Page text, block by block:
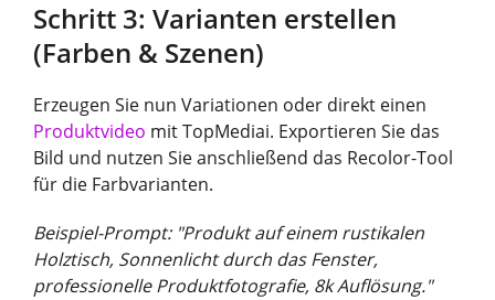
Schritt 3: Varianten erstellen
(Farben & Szenen)
Erzeugen Sie nun Variationen oder direkt einen
Produktvideo mit TopMediai. Exportieren Sie das
Bild und nutzen Sie anschließend das Recolor-Tool
für die Farbvarianten.
Beispiel-Prompt: "Produkt auf einem rustikalen
Holztisch, Sonnenlicht durch das Fenster,
professionelle Produktfotografie, 8k Auflösung."